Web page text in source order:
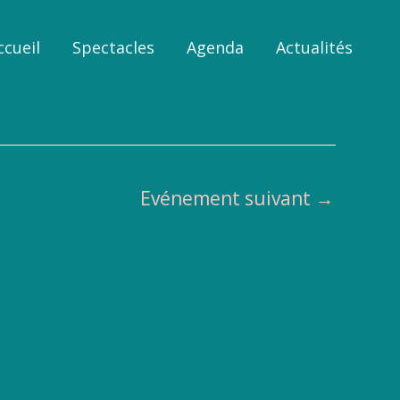
Spectacles Agenda Actualités
Evénement suivant →